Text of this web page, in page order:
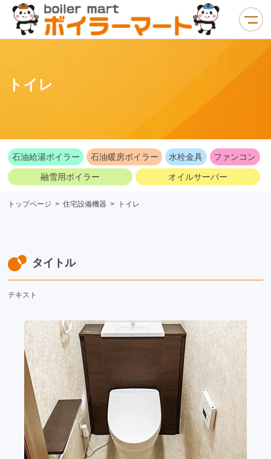
トイレ
石油給湯ボイラー 石油暖房ボイラー 水栓金具 ファンコン
融雪用ボイラー オイルサーバー
トップページ > 住宅設備機器 > トイレ
タイトル
テキスト